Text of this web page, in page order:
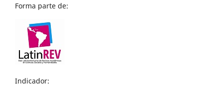
Forma parte de:
Indicador: